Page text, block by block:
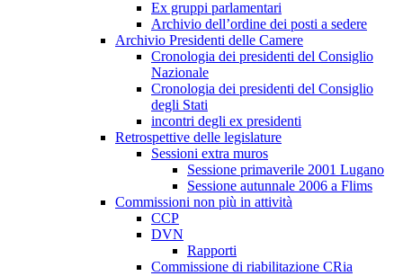
Ex gruppi parlamentari
Archivio dell’ordine dei posti a sedere
Archivio Presidenti delle Camere
Cronologia dei presidenti del Consiglio
Nazionale
Cronologia dei presidenti del Consiglio
degli Stati
incontri degli ex presidenti
Retrospettive delle legislature
Sessioni extra muros
Sessione primaverile 2001 Lugano
Sessione autunnale 2006 a Flims
Commissioni non più in attività
CCP
DVN
Rapporti
Commissione di riabilitazione CRia